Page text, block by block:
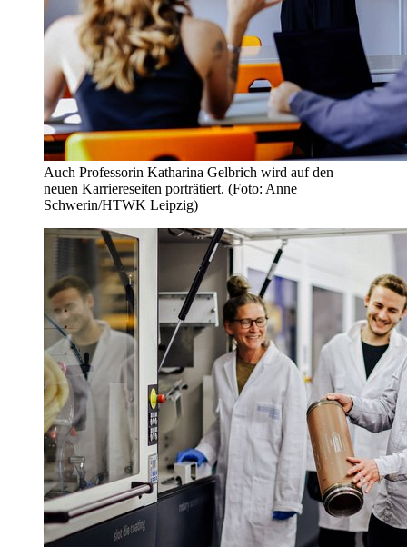
Auch Professorin Katharina Gelbrich wird auf den
neuen Karriereseiten porträtiert. (Foto: Anne
Schwerin/HTWK Leipzig)